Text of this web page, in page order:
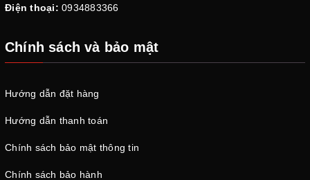
Điện thoại: 0934883366
Chính sách và bảo mật
Hướng dẫn đặt hàng
Hướng dẫn thanh toán
Chính sách bảo mật thông tin
Chính sách bảo hành